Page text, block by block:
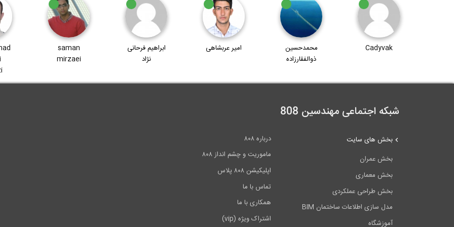
محمدحسین
امیر عربشاهی
ابراهیم فرحانی
saman
mirzaei
Mohammad
Mahdi
شبکه اجتماعی مهندسین 808
درباره ۸۰۸
ماموریت و چشم انداز ۸۰۸
اپلیکیشن ۸۰۸ پلاس
تماس با ما
همکاری با ما
اشتراک ویژه (vip)
بخش های سایت
بخش عمران
بخش معماری
بخش طراحی عملکردی
مدل سازی اطلاعات ساختمان BIM
آموزشگاه